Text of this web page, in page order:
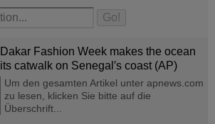
Dakar Fashion Week makes the ocean
its catwalk on Senegal′s coast (AP)
Um den gesamten Artikel unter apnews.com
zu lesen, klicken Sie bitte auf die
Überschrift...